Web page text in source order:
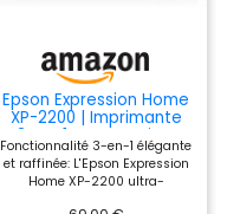
Epson Expression Home
XP-2200 | Imprimante
3-en-1 - Impression,
Numérisation, Copie -
WiFi Direct, Ultra-
compacte, Cartouches
séparées, Facile à
Fonctionnalité 3-en-1 élégante
et raffinée: L'Epson Expression
Home XP-2200 ultra-